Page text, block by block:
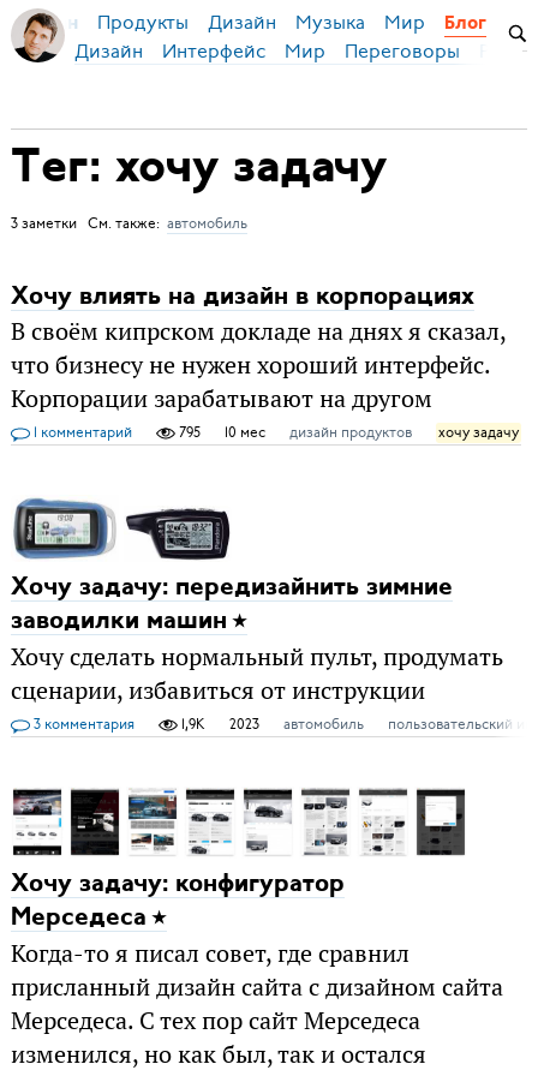
Бирман Продукты Дизайн Музыка Мир Блог
Дизайн Интерфейс Мир Переговоры
Тег: хочу задачу
3 заметки См. также: автомобиль
Хочу влиять на дизайн в корпорациях
В своём кипрском докладе на днях я сказал,
что бизнесу не нужен хороший интерфейс.
Корпорации зарабатывают на другом
1 комментарий 795 10 мес дизайн продуктов хочу задачу
Хочу задачу: передизайнить зимние
заводилки машин
Хочу сделать нормальный пульт, продумать
сценарии, избавиться от инструкции
3 комментария 1,9K 2023 автомобиль пользовательский
Хочу задачу: конфигуратор
Мерседеса
Когда-то я писал совет, где сравнил
присланный дизайн сайта с дизайном сайта
Мерседеса. С тех пор сайт Мерседеса
изменился, но как был, так и остался